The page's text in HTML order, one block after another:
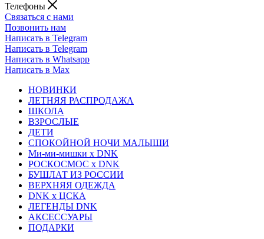
Телефоны
Связаться с нами
Позвонить нам
Написать в Telegram
Написать в Telegram
Написать в Whatsapp
Написать в Max
НОВИНКИ
ЛЕТНЯЯ РАСПРОДАЖА
ШКОЛА
ВЗРОСЛЫЕ
ДЕТИ
СПОКОЙНОЙ НОЧИ МАЛЫШИ
Ми-ми-мишки x DNK
РОСКОСМОС x DNK
БУШЛАТ ИЗ РОССИИ
ВЕРХНЯЯ ОДЕЖДА
DNK x ЦСКА
ЛЕГЕНДЫ DNK
АКСЕССУАРЫ
ПОДАРКИ